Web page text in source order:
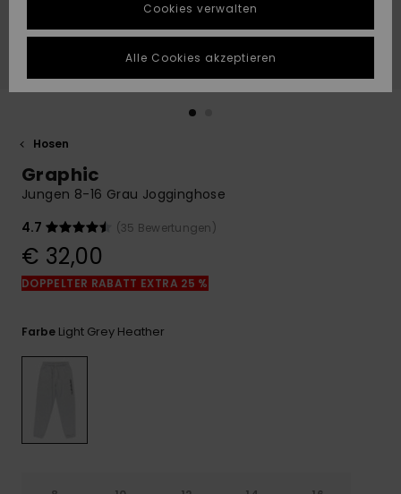
Starten Sie eine
Unterhaltung,
schnellste
Antwort auf Ihre
Frage zu
erhalten.
Finden Sie
Antworten auf
die häufigsten
Fragen sowie
WUNSCHLISTE
Hosen
Graphic
Jungen 8-16 Grau Jogginghose
4.7
(35 Bewertungen)
€ 32,00
DOPPELTER RABATT EXTRA 25 %
Farbe Light Grey Heather
Cookies verwalten
Alle Cookies akzeptieren